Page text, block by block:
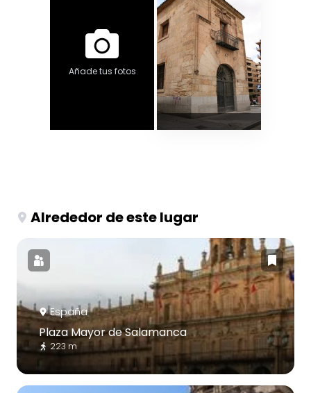
Añade tus fotos
Alrededor de este lugar
España
Plaza Mayor de Salamanca
223 m